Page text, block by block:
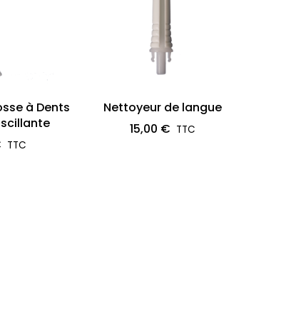
à Dents
Nettoyeur de langue
15,00 €